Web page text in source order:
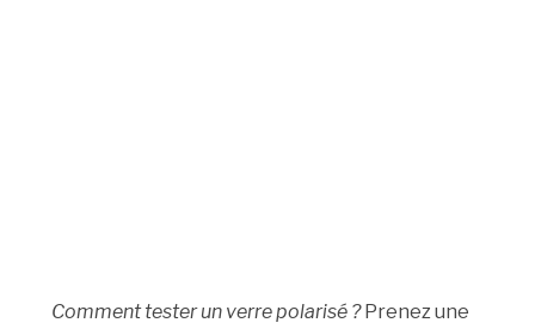
Comment tester un verre polarisé ?Prenez une